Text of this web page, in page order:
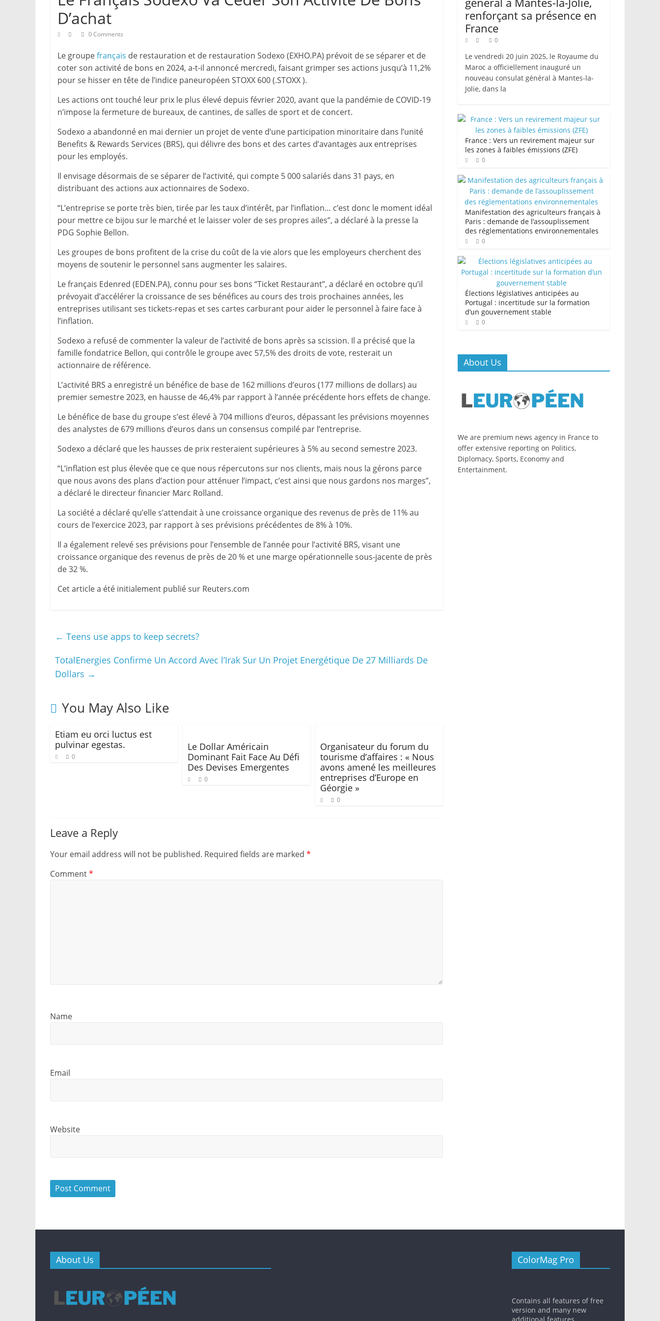
D’achat
0 Comments
Le groupefrançais de restauration et de restauration Sodexo (EXHO.PA) prévoit de se séparer et de
coter son activité de bons en 2024, a-t-il annoncé mercredi, faisant grimper ses actions jusqu’à 11,2%
pour se hisser en tête de l’indice paneuropéen STOXX 600 (.STOXX ).
Les actions ont touché leur prix le plus élevé depuis février 2020, avant que la pandémie de COVID-19
n’impose la fermeture de bureaux, de cantines, de salles de sport et de concert.
Sodexo a abandonné en mai dernier un projet de vente d’une participation minoritaire dans l’unité
Benefits & Rewards Services (BRS), qui délivre des bons et des cartes d’avantages aux entreprises
pour les employés.
Il envisage désormais de se séparer de l’activité, qui compte 5 000 salariés dans 31 pays, en
distribuant des actions aux actionnaires de Sodexo.
“L’entreprise se porte très bien, tirée par les taux d’intérêt, par l’inflation… c’est donc le moment idéal
pour mettre ce bijou sur le marché et le laisser voler de ses propres ailes”, a déclaré à la presse la
PDG Sophie Bellon.
Les groupes de bons profitent de la crise du coût de la vie alors que les employeurs cherchent des
moyens de soutenir le personnel sans augmenter les salaires.
Le français Edenred (EDEN.PA), connu pour ses bons “Ticket Restaurant”, a déclaré en octobre qu’il
prévoyait d’accélérer la croissance de ses bénéfices au cours des trois prochaines années, les
entreprises utilisant ses tickets-repas et ses cartes carburant pour aider le personnel à faire face à
l’inflation.
Sodexo a refusé de commenter la valeur de l’activité de bons après sa scission. Il a précisé que la
famille fondatrice Bellon, qui contrôle le groupe avec 57,5% des droits de vote, resterait un
actionnaire de référence.
L’activité BRS a enregistré un bénéfice de base de 162 millions d’euros (177 millions de dollars) au
premier semestre 2023, en hausse de 46,4% par rapport à l’année précédente hors effets de change.
Le bénéfice de base du groupe s’est élevé à 704 millions d’euros, dépassant les prévisions moyennes
des analystes de 679 millions d’euros dans un consensus compilé par l’entreprise.
Sodexo a déclaré que les hausses de prix resteraient supérieures à 5% au second semestre 2023.
“L’inflation est plus élevée que ce que nous répercutons sur nos clients, mais nous la gérons parce
que nous avons des plans d’action pour atténuer l’impact, c’est ainsi que nous gardons nos marges”,
a déclaré le directeur financier Marc Rolland.
La société a déclaré qu’elle s’attendait à une croissance organique des revenus de près de 11% au
cours de l’exercice 2023, par rapport à ses prévisions précédentes de 8% à 10%.
Il a également relevé ses prévisions pour l’ensemble de l’année pour l’activité BRS, visant une
croissance organique des revenus de près de 20 % et une marge opérationnelle sous-jacente de près
de 32 %.
Cet article a été initialement publié sur Reuters.com
← Teens use apps to keep secrets?
TotalEnergies Confirme Un Accord Avec l’Irak Sur Un Projet Energétique De 27 Milliards De
Dollars →
You May Also Like
Etiam eu orci luctus est
pulvinar egestas.
0
Le Dollar Américain
Dominant Fait Face Au Défi
Des Devises Emergentes
0
Organisateur du forum du
tourisme d’affaires : « Nous
avons amené les meilleures
entreprises d’Europe en
Géorgie »
0
Leave a Reply
Your email address will not be published. Required fields are marked *
Comment*
Name
Email
Website
renforçant sa présence en
France
0
Le vendredi 20 juin 2025, le Royaume du
Maroc a officiellement inauguré un
nouveau consulat général à Mantes-la-
Jolie, dans la
France : Vers un revirement majeur sur
les zones à faibles émissions (ZFE)
0
Manifestation des agriculteurs français à
Paris : demande de l’assouplissement
des réglementations environnementales
0
Élections législatives anticipées au
Portugal : incertitude sur la formation
d’un gouvernement stable
0
About Us
We are premium news agency in France to
offer extensive reporting on Politics,
Diplomacy, Sports, Economy and
Entertainment.
About Us ColorMag Pro
Contains all features of free
version and many new